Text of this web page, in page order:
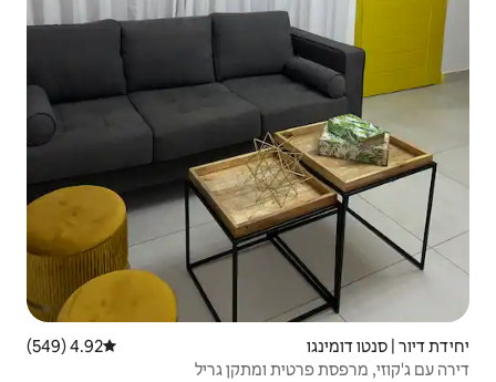
דירוג ממוצע של 4.92 מתוך 5, 549 ביקורות
4.92 (549)
גריל